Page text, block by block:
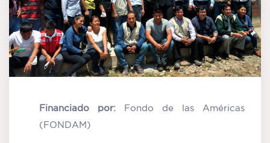
Financiado por:Fondo de las Américas
(FONDAM)